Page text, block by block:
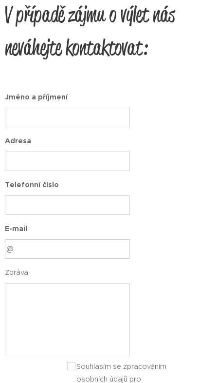
V případě zájmu o výlet nás
neváhejte kontaktovat:
Jméno a příjmení
Adresa
Telefonní číslo
E-mail
Zpráva
Souhlasím se zpracováním
osobních údajů pro